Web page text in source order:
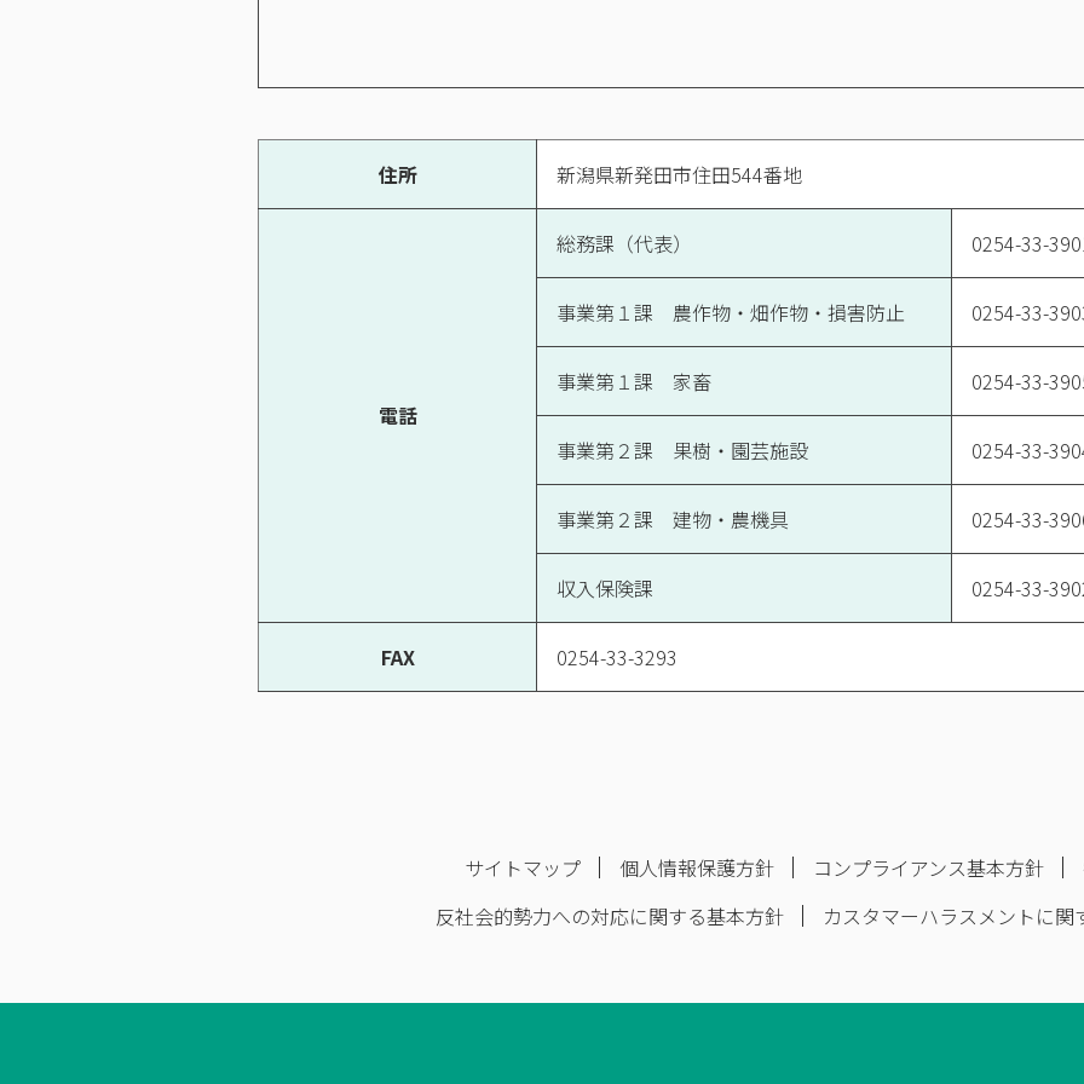
住所 新潟県新発田市住田544番地
電話
総務課（代表） 0254-33-
事業第１課 農作物・畑作物・損害防止 0254-33-
事業第１課 家畜 0254-33-
事業第２課 果樹・園芸施設 0254-33-
事業第２課 建物・農機具 0254-33-
収入保険課 0254-33-
FAX 0254-33-3293
サイトマップ 個人情報保護方針 コンプライアンス基本方針
反社会的勢力への対応に関する基本方針
カスタマーハラスメントに関